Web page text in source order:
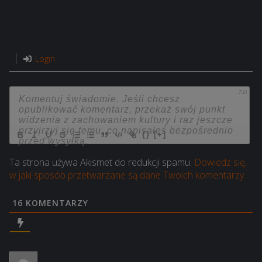
Login
750
{} [+]
Ta strona używa Akismet do redukcji spamu. Dowiedz się,
w jaki sposób przetwarzane są dane Twoich komentarzy.
16 KOMENTARZY